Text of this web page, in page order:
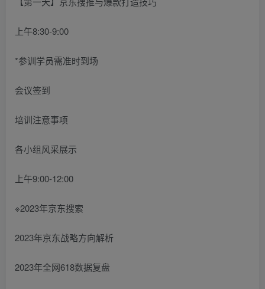
上午8:30-9:00
*参训学员需准时到场
会议签到
培训注意事项
各小组风采展示
上午9:00-12:00
※2023年京东搜索
2023年京东战略方向解析
2023年全网618数据复盘